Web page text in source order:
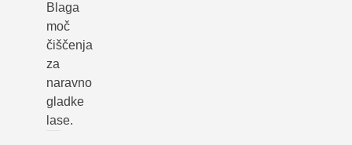
Blaga
moč
čiščenja
za
naravno
gladke
lase.